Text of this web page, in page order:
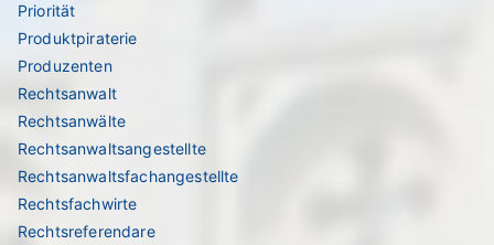
Priorität
Produktpiraterie
Produzenten
Rechtsanwalt
Rechtsanwälte
Rechtsanwaltsangestellte
Rechtsanwaltsfachangestellte
Rechtsfachwirte
Rechtsreferendare